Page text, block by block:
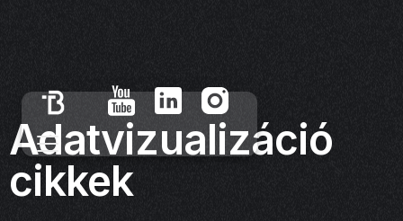
Adatvizualizáció
cikkek